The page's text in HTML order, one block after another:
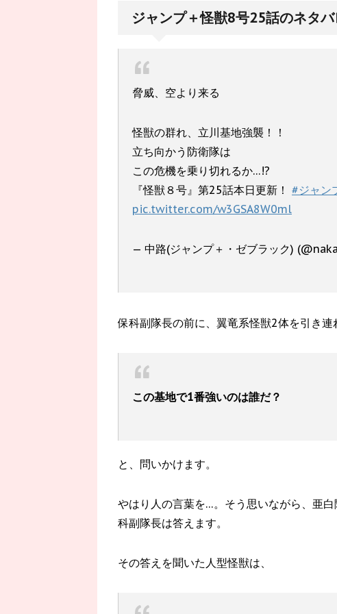
ジャンプ＋怪獣8号25話のネタバ
脅威、空より来る
怪獣の群れ、立川基地強襲！！
立ち向かう防衛隊は
この危機を乗り切れるか…!?
『怪獣８号』第25話本日更新！ #ジャン
pic.twitter.com/w3GSA8W0ml
— 中路(ジャンプ＋・ゼブラック)
保科副隊長の前に、翼竜系怪獣2体を引き連
この基地で1番強いのは誰だ？
と、問いかけます。
やはり人の言葉を…。そう思いながら、亜
科副隊長は答えます。
その答えを聞いた人型怪獣は、